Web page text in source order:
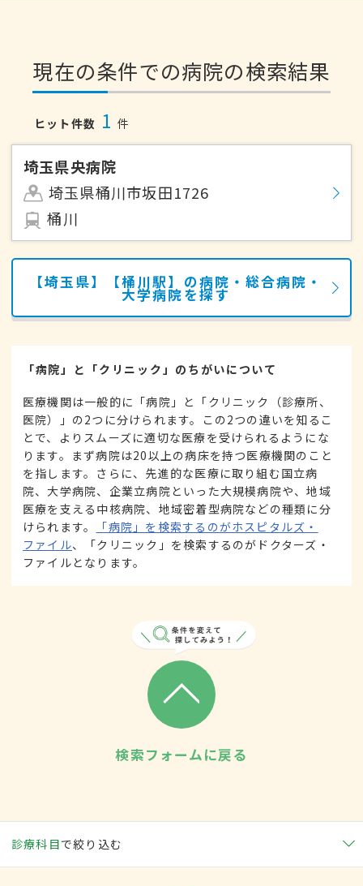
現在の条件での病院の検索結果
ヒット件数 1 件
埼玉県央病院
埼玉県桶川市坂田1726
桶川
【埼玉県】【桶川駅】の病院・総合病院・
大学病院を探す
「病院」と「クリニック」のちがいについて
医療機関は一般的に「病院」と「クリニック（診療所、
医院）」の2つに分けられます。この2つの違いを知るこ
とで、よりスムーズに適切な医療を受けられるようにな
ります。まず病院は20以上の病床を持つ医療機関のこと
を指します。さらに、先進的な医療に取り組む国立病
院、大学病院、企業立病院といった大規模病院や、地域
医療を支える中核病院、地域密着型病院などの種類に分
けられます。
「病院」を検索するのがホスピタルズ・
ファイル、「クリニック」を検索するのがドクターズ・
ファイルとなります。
検索フォームに戻る
診療科目で絞り込む